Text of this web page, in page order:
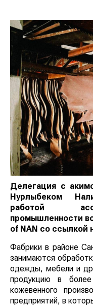
Делегация с
Нурлыбеком
работой
промышленности
of NAN со ссылкой
Фабрики в районе
занимаются
одежды, мебели и
продукцию в
кожевенного
предприятий, в